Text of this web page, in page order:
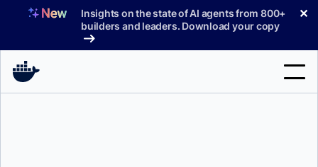
へ
Insights on the state of AI agents from 800+
builders and leaders. Download your copy
✕